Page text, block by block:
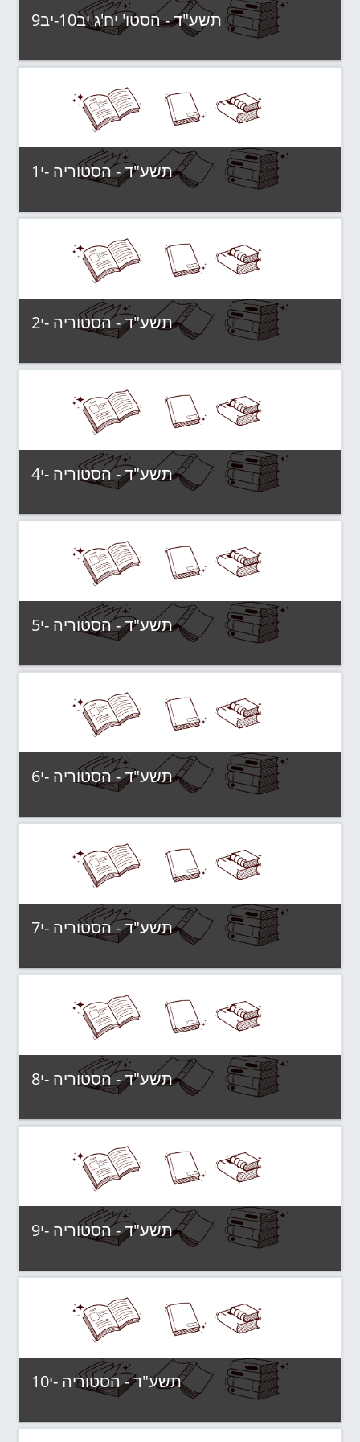
תשע"ד - הסטו' יח'ג יב10-יב9
Category:תשע"ד - קבוצות לימוד
View Course
תשע"ד - הסטוריה -י1
Category:תשע"ד - קבוצות לימוד
View Course
תשע"ד - הסטוריה -י2
Category:תשע"ד - קבוצות לימוד
View Course
תשע"ד - הסטוריה -י4
Category:תשע"ד - קבוצות לימוד
View Course
תשע"ד - הסטוריה -י5
Category:תשע"ד - קבוצות לימוד
View Course
תשע"ד - הסטוריה -י6
Category:תשע"ד - קבוצות לימוד
View Course
תשע"ד - הסטוריה -י7
Category:תשע"ד - קבוצות לימוד
View Course
תשע"ד - הסטוריה -י8
Category:תשע"ד - קבוצות לימוד
View Course
תשע"ד - הסטוריה -י9
Category:תשע"ד - קבוצות לימוד
View Course
תשע"ד - הסטוריה -י10